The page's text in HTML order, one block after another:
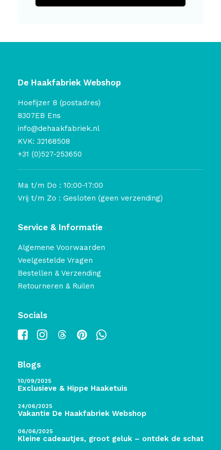
De Haakfabriek Webshop
Hoefijzer 8 (postadres)
8307EB Ens
info@dehaakfabriek.nl
KVK: 32168508
+31 (0)527-253650
Ma t/m Do : 10:00-17:00
Vrij t/m Zo : Gesloten (geen verzending)
Service & Informatie
Algemene Voorwaarden
Veelgestelde Vragen
Bestellen & Verzending
Retourneren & Ruilen
Socials
Blogs
10/09/2025
Exclusieve & Hippe Haaketuis
24/06/2025
Vakantie De Haakfabriek Webshop
06/06/2025
Kleine cadeautjes, groot geluk – ontdek de schatten